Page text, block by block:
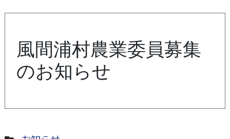
風間浦村農業委員募集
のお知らせ